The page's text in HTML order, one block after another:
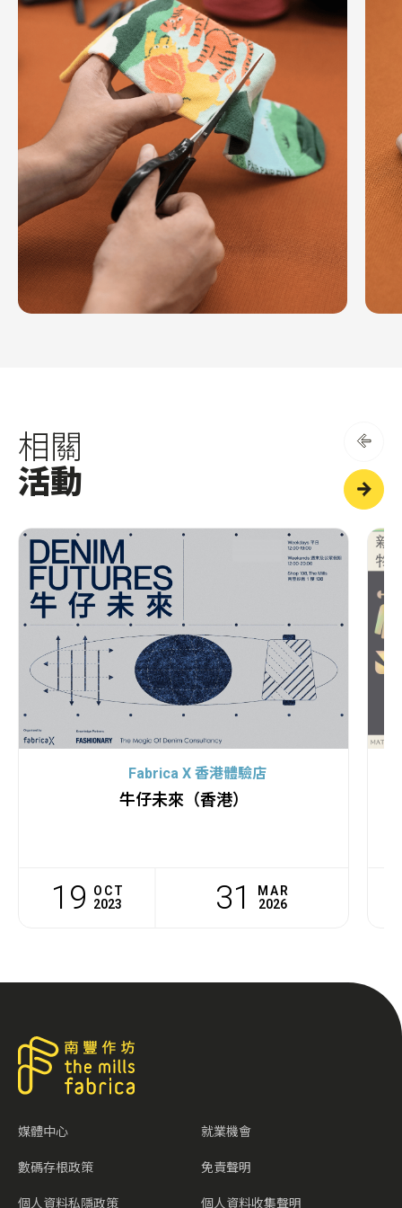
相關
活動
Fabrica X 香港體驗店
牛仔未來（香港）
19
OCT
2023
31
MAR
2026
媒體中心 就業機會
數碼存根政策 免責聲明
個人資料私隱政策 個人資料收集聲明